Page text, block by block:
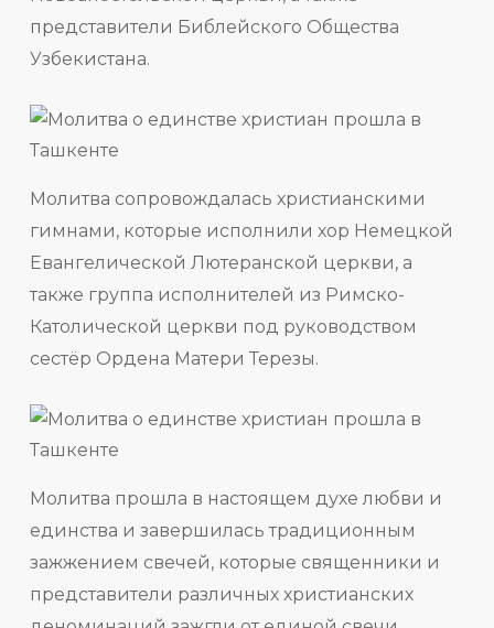
представители Библейского Общества
Узбекистана.
Молитва сопровождалась христианскими
гимнами, которые исполнили хор Немецкой
Евангелической Лютеранской церкви, а
также группа исполнителей из Римско-
Католической церкви под руководством
сестёр Ордена Матери Терезы.
Молитва прошла в настоящем духе любви и
единства и завершилась традиционным
зажжением свечей, которые священники и
представители различных христианских